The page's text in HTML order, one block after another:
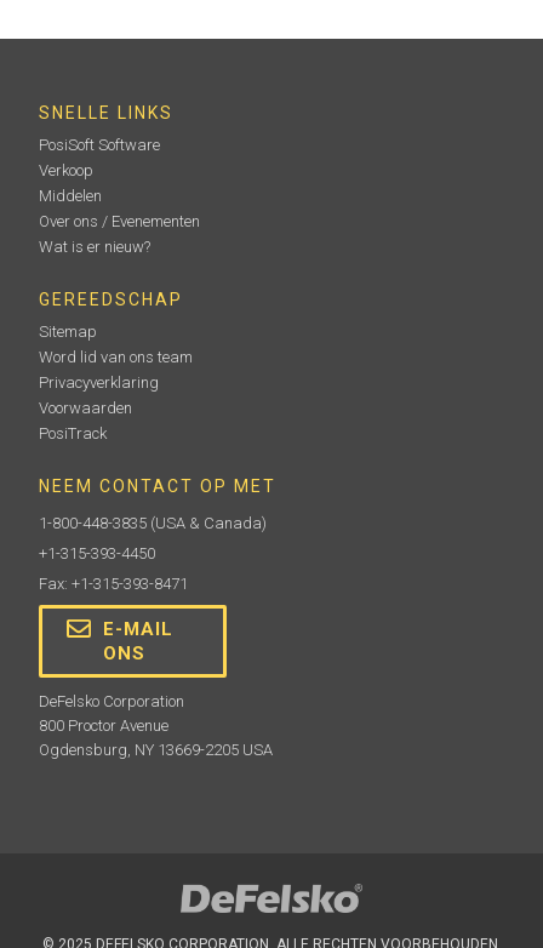
SNELLE LINKS
PosiSoft Software
Verkoop
Middelen
Over ons / Evenementen
Wat is er nieuw?
GEREEDSCHAP
Sitemap
Word lid van ons team
Privacyverklaring
Voorwaarden
PosiTrack
NEEM CONTACT OP MET
1-800-448-3835 (USA & Canada)
+1-315-393-4450
Fax: +1-315-393-8471
E-MAIL
ONS
DeFelsko Corporation
800 Proctor Avenue
Ogdensburg, NY 13669-2205 USA